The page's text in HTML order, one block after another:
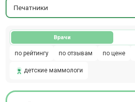
Печатники
Врачи
по рейтингу по отзывам по цене
детские маммологи